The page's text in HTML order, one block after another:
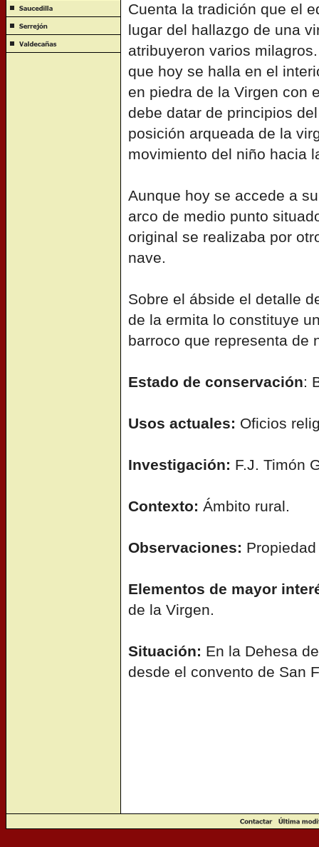
Cuenta la tradición que el
lugar del hallazgo de una
atribuyeron varios
que hoy se halla en el
en piedra de la Virgen con
debe datar de principios
posición arqueada de la
movimiento del niño hacia
Aunque hoy se accede a
arco de medio punto
original se realizaba por
nave.
Sobre el ábside el detalle
de la ermita lo constituye
barroco que representa de
Estado de conservación:
Usos actuales: Oficios
Investigación: F.J. Timón
Contexto: Ámbito rural.
Observaciones:
Elementos de mayor
de la Virgen.
Situación: En la Dehesa
desde el convento de San